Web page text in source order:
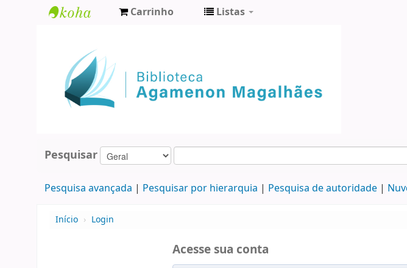
Agamenon
Magalhães
Carrinho Listas
Pesquisar
Pesquisa avançada Pesquisar por hierarquia Pesquisa de autoridade
Início › Login
Acesse sua conta